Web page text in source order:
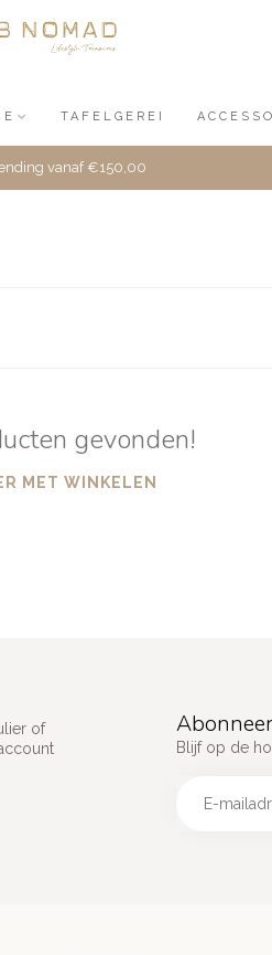
TAFELGEREI
vanaf €150,00
gevonden!
MET WINKELEN
of
Blijf op de